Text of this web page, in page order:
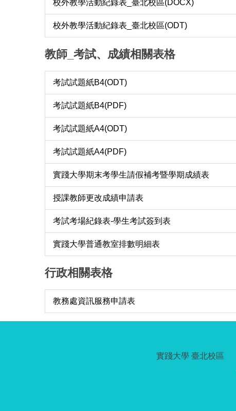
校外教學活動紀錄表_臺北校區(DOCX)
校外教學活動紀錄表_臺北校區(ODT)
教師_考試、成績相關表格
考試試題紙B4(ODT)
考試試題紙B4(PDF)
考試試題紙A4(ODT)
考試試題紙A4(PDF)
實踐大學期末考學生請假補考暨學期成績表
授課教師更改成績申請表
考試考場紀錄表-學生考試簽到表
實踐大學普通教室排數明細表
行政相關表格
教務處資訊服務申請表
實踐大學 臺北校區